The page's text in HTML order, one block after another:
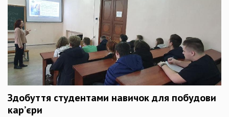
Здобуття студентами навичок для побудови
кар’єри